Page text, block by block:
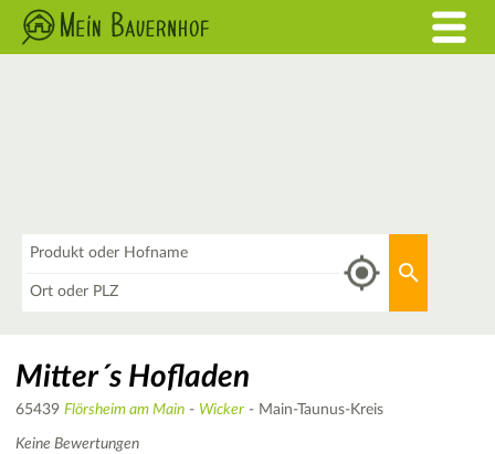
Mitter´s Hofladen
65439 Flörsheim am Main - Wicker - Main-Taunus-Kreis
Keine Bewertungen